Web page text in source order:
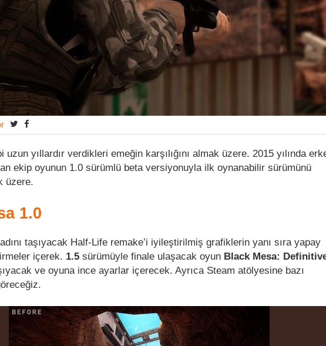
uzun yıllardır verdikleri emeğin karşılığını almak üzere. 2015 yılında
ekip oyunun 1.0 sürümlü beta versiyonuyla ilk oynanabilir sürümünü
üzere.
1.0
adını taşıyacak Half-Life remake’i iyileştirilmiş grafiklerin yanı sıra yapay
içerek. 1.5 sürümüyle finale ulaşacak oyun Black Mesa:
ve oyuna ince ayarlar içerecek. Ayrıca Steam atölyesine bazı